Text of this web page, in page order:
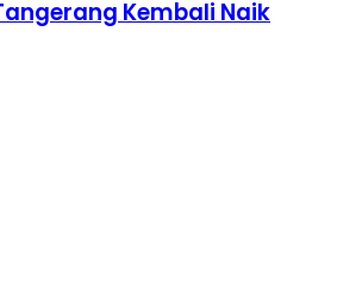
Kembali Naik